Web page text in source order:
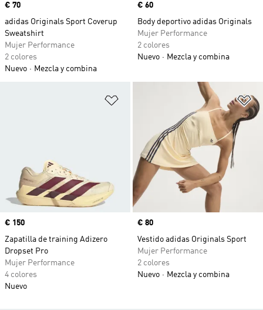
Precio
€ 70
adidas Originals Sport Coverup
Sweatshirt
Mujer Performance
2 colores
Nuevo
Mezcla y combina
Precio
€ 60
Body deportivo adidas Originals
Mujer Performance
2 colores
Nuevo
Mezcla y combina
Añadir a la lista de deseos
Precio
€ 150
Zapatilla de training Adizero
Dropset Pro
Mujer Performance
4 colores
Nuevo
Precio
€ 80
Vestido adidas Originals Sport
Mujer Performance
2 colores
Nuevo
Mezcla y combina